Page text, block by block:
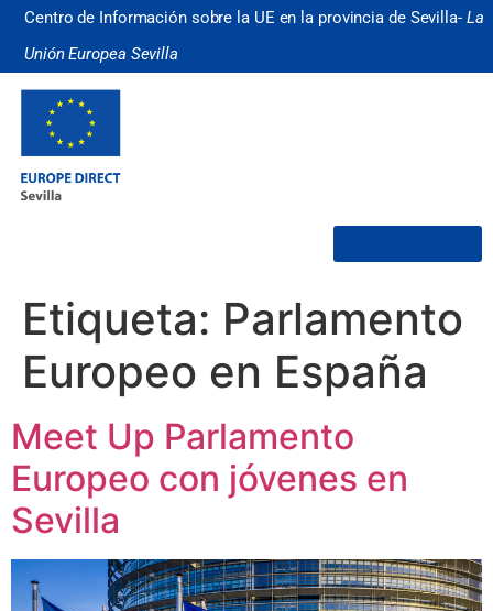
Centro de Información sobre la UE en la provincia de Sevilla- La
Unión Europea Sevilla
Etiqueta: Parlamento
Europeo en España
Meet Up Parlamento
Europeo con jóvenes en
Sevilla